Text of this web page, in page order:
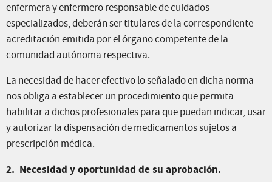
enfermera y enfermero responsable de cuidados
especializados, deberán ser titulares de la correspondiente
acreditación emitida por el órgano competente de la
comunidad autónoma respectiva.
La necesidad de hacer efectivo lo señalado en dicha norma
nos obliga a establecer un procedimiento que permita
habilitar a dichos profesionales para que puedan indicar, usar
y autorizar la dispensación de medicamentos sujetos a
prescripción médica.
2. Necesidad y oportunidad de su aprobación.